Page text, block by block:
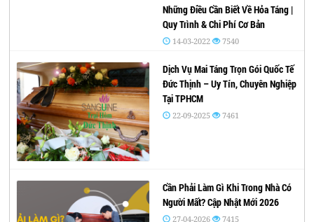
Những Điều Cần Biết Về Hỏa Táng |
Quy Trình & Chi Phí Cơ Bản
14-03-2022 7540
Dịch Vụ Mai Táng Trọn Gói Quốc Tế
Đức Thịnh – Uy Tín, Chuyên Nghiệp
Tại TPHCM
22-09-2025 7461
Cần Phải Làm Gì Khi Trong Nhà Có
Người Mất? Cập Nhật Mới 2026
27-04-2026 7415